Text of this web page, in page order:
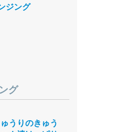
ジング
グ
うりのきゅう